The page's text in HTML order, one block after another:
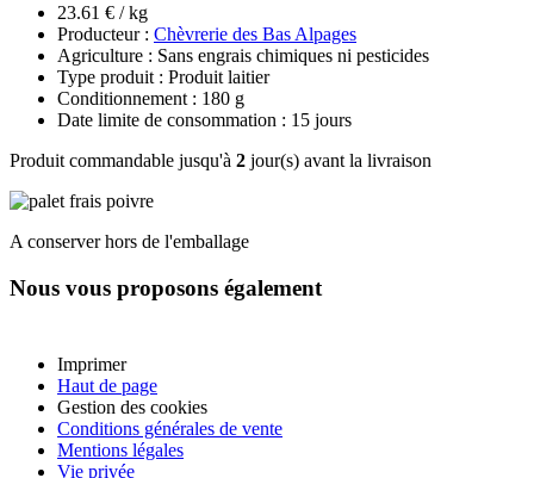
23.61 € / kg
Producteur : Chèvrerie des Bas Alpages
Agriculture : Sans engrais chimiques ni pesticides
Type produit : Produit laitier
Conditionnement : 180 g
Date limite de consommation : 15 jours
Produit commandable jusqu'à 2 jour(s) avant la livraison
A conserver hors de l'emballage
Nous vous proposons également
Imprimer
Haut de page
Gestion des cookies
Conditions générales de vente
Mentions légales
Vie privée